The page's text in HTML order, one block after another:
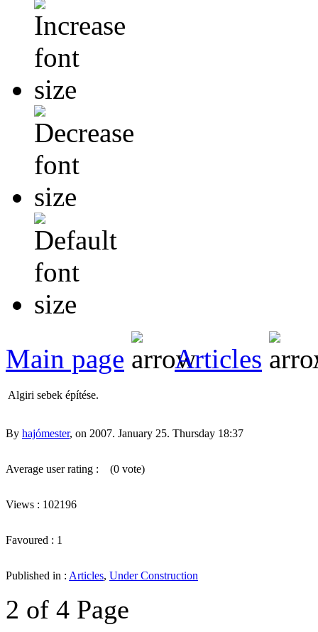
Main page Articles
Algiri sebek építése.
By hajómester, on 2007. January 25. Thursday 18:37
Average user rating : (0 vote)
Views : 102196
Favoured : 1
Published in : Articles, Under Construction
2 of 4 Page